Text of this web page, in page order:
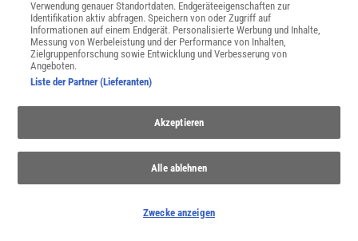
Nutzungsbasierte Onlinewerbung
Alle Artikel
Impressum
WEITERE ANGEBOTE
Sprachen lernen mit Gymglish
Zugänglichkeitserklärung
Verwendung genauer Standortdaten. Endgeräteeigenschaften zur
Identifikation aktiv abfragen. Speichern von oder Zugriff auf
Informationen auf einem Endgerät. Personalisierte Werbung und Inhalte,
Messung von Werbeleistung und der Performance von Inhalten,
Zielgruppenforschung sowie Entwicklung und Verbesserung von
Angeboten.
Liste der Partner (Lieferanten)
Akzeptieren
Alle ablehnen
Zwecke anzeigen